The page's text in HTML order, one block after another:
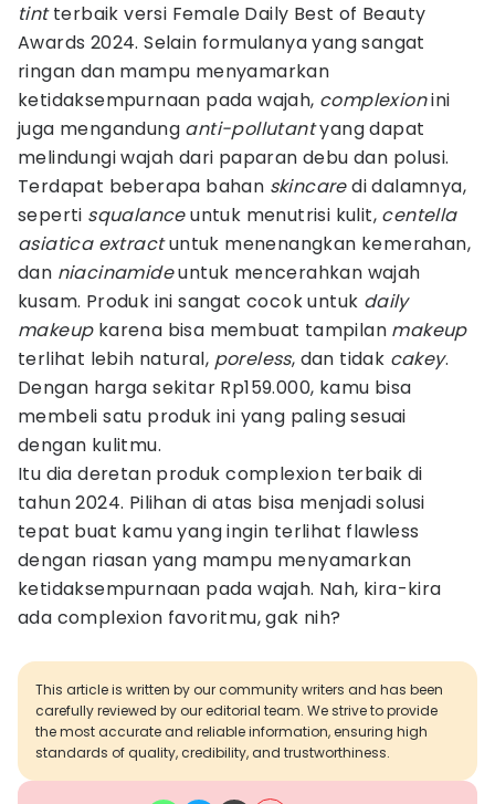
tintterbaik versi Female Daily Best of Beauty
Awards 2024. Selain formulanya yang sangat
ringan dan mampu menyamarkan
ketidaksempurnaan pada wajah, complexionini
juga mengandung anti-pollutantyang dapat
melindungi wajah dari paparan debu dan polusi.
Terdapat beberapa bahan skincaredi dalamnya,
seperti squalanceuntuk menutrisi kulit, centella
asiatica extractuntuk menenangkan kemerahan,
dan niacinamideuntuk mencerahkan wajah
kusam. Produk ini sangat cocok untuk daily
makeupkarena bisa membuat tampilan makeup
terlihat lebih natural, poreless, dan tidak cakey.
Dengan harga sekitar Rp159.000, kamu bisa
membeli satu produk ini yang paling sesuai
dengan kulitmu.
Itu dia deretan produk complexion terbaik di
tahun 2024. Pilihan di atas bisa menjadi solusi
tepat buat kamu yang ingin terlihat flawless
dengan riasan yang mampu menyamarkan
ketidaksempurnaan pada wajah. Nah, kira-kira
ada complexion favoritmu, gak nih?
This article is written by our community writers and has been
carefully reviewed by our editorial team. We strive to provide
the most accurate and reliable information, ensuring high
standards of quality, credibility, and trustworthiness.